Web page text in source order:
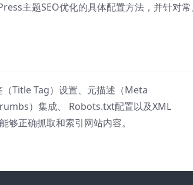
主题SEO优化的具体配置方法，并针对
Title Tag）设置、元描述（Meta
）集成、 Robots.txt配置以及XML
正确抓取和索引网站内容。